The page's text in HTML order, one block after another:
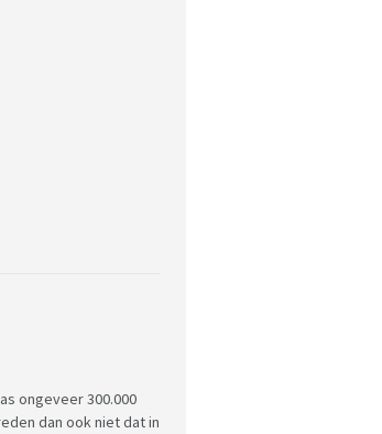
ongeveer 300.000
dan ook niet dat in